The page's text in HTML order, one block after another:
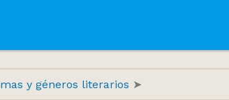
y géneros literarios